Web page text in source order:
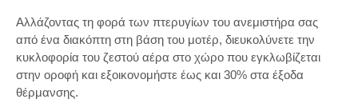
Αλλάζοντας τη φορά των πτερυγίων του ανεμιστήρα σας
από ένα διακόπτη στη βάση του μοτέρ, διευκολύνετε την
κυκλοφορία του ζεστού αέρα στο χώρο που εγκλωβίζεται
στην οροφή και εξοικονομήστε έως και 30% στα έξοδα
θέρμανσης.